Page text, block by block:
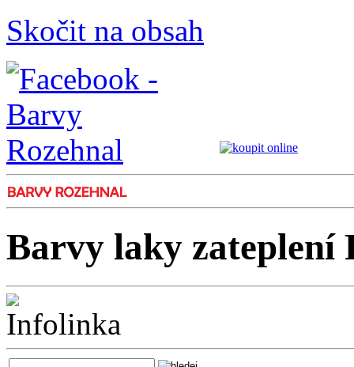
Skočit na obsah
Barvy laky zateplení